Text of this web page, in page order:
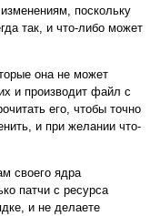
поскольку
так, и что-либо может
она не может
и производит файл с
его, чтобы точно
и при желании что-
своего ядра
патчи с ресурса
и не делаете